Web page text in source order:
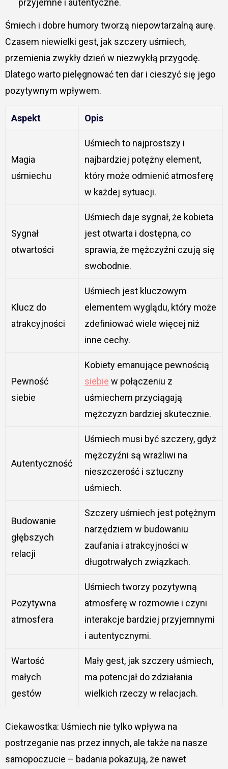
przyjemne i autentyczne.
Śmiech i dobre humory tworzą niepowtarzalną aurę.
Czasem niewielki gest, jak szczery uśmiech,
przemienia zwykły dzień w niezwykłą przygodę.
Dlatego warto pielęgnować ten dar i cieszyć się jego
pozytywnym wpływem.
Aspekt Opis
Magia
uśmiechu
Uśmiech to najprostszy i
najbardziej potężny element,
który może odmienić atmosferę
w każdej sytuacji.
Sygnał
otwartości
Uśmiech daje sygnał, że kobieta
jest otwarta i dostępna, co
sprawia, że mężczyźni czują się
swobodnie.
Klucz do
atrakcyjności
Uśmiech jest kluczowym
elementem wyglądu, który może
zdefiniować wiele więcej niż
inne cechy.
Pewność
siebie
Kobiety emanujące pewnością
siebie w połączeniu z
uśmiechem przyciągają
mężczyzn bardziej skutecznie.
Autentyczność
Uśmiech musi być szczery, gdyż
mężczyźni są wrażliwi na
nieszczerość i sztuczny
uśmiech.
Budowanie
głębszych
relacji
Szczery uśmiech jest potężnym
narzędziem w budowaniu
zaufania i atrakcyjności w
długotrwałych związkach.
Pozytywna
atmosfera
Uśmiech tworzy pozytywną
atmosferę w rozmowie i czyni
interakcje bardziej przyjemnymi
i autentycznymi.
Wartość
małych
gestów
Mały gest, jak szczery uśmiech,
ma potencjał do zdziałania
wielkich rzeczy w relacjach.
Ciekawostka: Uśmiech nie tylko wpływa na
postrzeganie nas przez innych, ale także na nasze
samopoczucie – badania pokazują, że nawet